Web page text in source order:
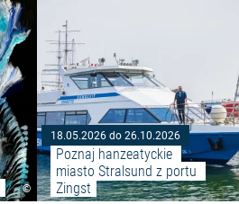
©
18.05.2026 do 26.10.2026
Poznaj hanzeatyckie
miasto Stralsund z portu
Zingst